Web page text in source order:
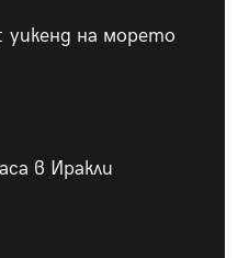
на морето
в Иракли